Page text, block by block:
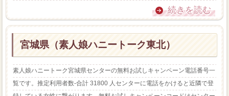
続きを読む
宮城県（素人娘ハニートーク東北）
素人娘ハニートーク宮城県センターの無料お試しキャンペーン電話番号一
覧です。推定利用者数-合計 31800 人センターに電話をかけると近隣で登